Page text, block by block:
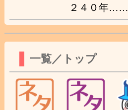
２４０年……
一覧／トップ